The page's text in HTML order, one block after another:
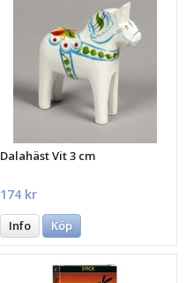
Dalahäst Vit 3 cm
174 kr
Info Köp